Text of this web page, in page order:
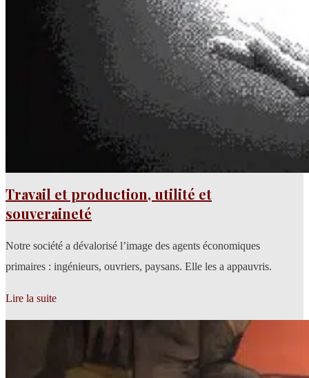
Travail et production, utilité et
souveraineté
Notre société a dévalorisé l’image des agents économiques
primaires : ingénieurs, ouvriers, paysans. Elle les a appauvris.
Lire la suite